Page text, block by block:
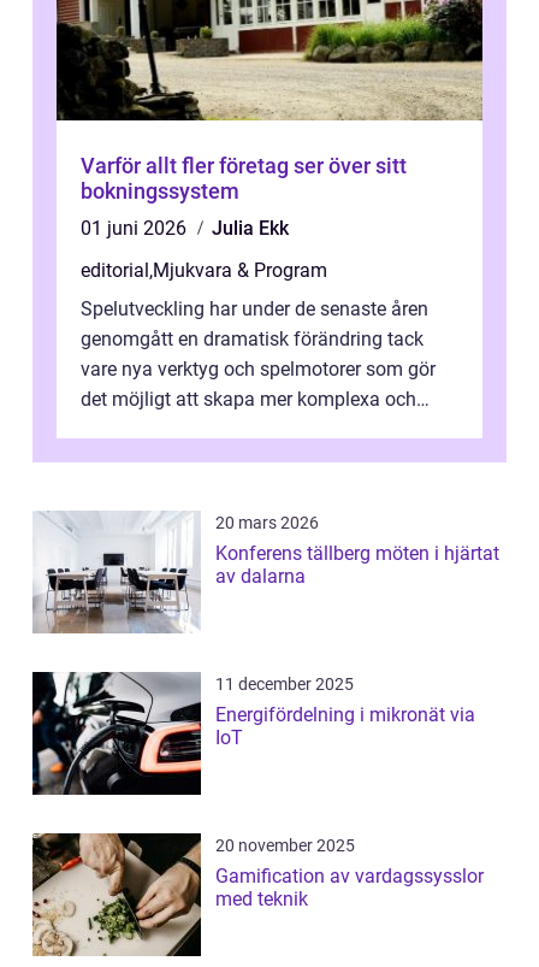
Varför allt fler företag ser över sitt
bokningssystem
01 juni 2026
Julia Ekk
editorial,Mjukvara & Program
Spelutveckling har under de senaste åren
genomgått en dramatisk förändring tack
vare nya verktyg och spelmotorer som gör
det möjligt att skapa mer komplexa och
20 mars 2026
Konferens tällberg möten i hjärtat
av dalarna
11 december 2025
Energifördelning i mikronät via
IoT
20 november 2025
Gamification av vardagssysslor
med teknik